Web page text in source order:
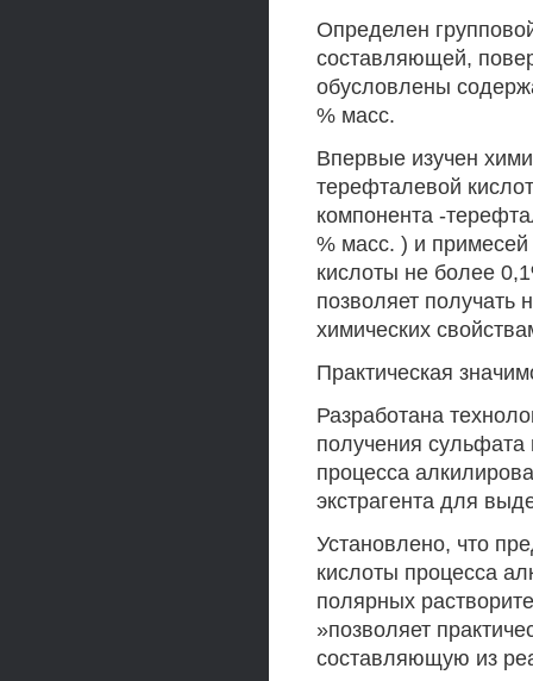
Определен
составляющей,
обусловлены
% масс.
Впервые изучен
терефталевой
компонента -
% масс. ) и
кислоты не более
позволяет
химических
Практическая
Разработана
получения сульфата
процесса
экстрагента для
Установлено, что
кислоты процесса
полярных
»позволяет
составляющую из